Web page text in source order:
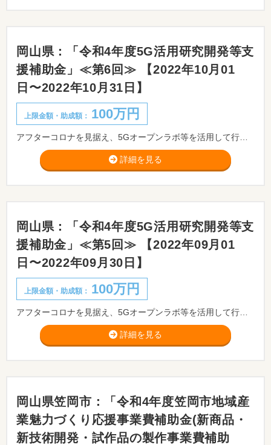
岡山県：「令和4年度5G活用研究開発等支
援補助金」≪第6回≫ 【2022年10月01
日〜2022年10月31日】
上限金額・助成額： 100万円
詳細を見る
岡山県：「令和4年度5G活用研究開発等支
援補助金」≪第5回≫ 【2022年09月01
日〜2022年09月30日】
上限金額・助成額： 100万円
詳細を見る
岡山県笠岡市：「令和4年度笠岡市地域産
業魅力づくり応援事業費補助金(新商品・
新技術開発・試作品の製作事業費補助